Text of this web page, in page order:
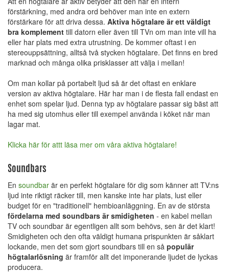
förstärkning, med andra ord behöver man inte en extern
förstärkare för att driva dessa. Aktiva högtalare är ett väldigt
bra komplement till datorn eller även till TVn om man inte vill ha
eller har plats med extra utrustning. De kommer oftast i en
stereouppsättning, alltså två stycken högtalare. Det finns en bred
marknad och många olika prisklasser att välja i mellan!
Om man kollar på portabelt ljud så är det oftast en enklare
version av aktiva högtalare. Här har man i de flesta fall endast en
enhet som spelar ljud. Denna typ av högtalare passar sig bäst att
ha med sig utomhus eller till exempel använda i köket när man
lagar mat.
Klicka här för attt läsa mer om våra aktiva högtalare!
Soundbars
En soundbar är en perfekt högtalare för dig som känner att TV:ns
ljud inte riktigt räcker till, men kanske inte har plats, lust eller
budget för en "traditionell" hembioanläggning. En av de största
fördelarna med soundbars är smidigheten - en kabel mellan
TV och soundbar är egentligen allt som behövs, sen är det klart!
Smidigheten och den ofta väldigt humana prispunkten är såklart
lockande, men det som gjort soundbars till en så populär
högtalarlösning är framför allt det imponerande ljudet de lyckas
producera.